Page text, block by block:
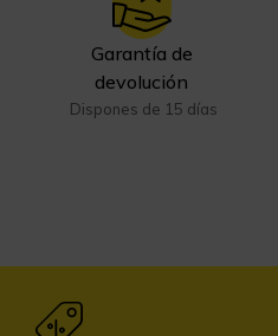
Garantía de
devolución
Dispones de 15 días